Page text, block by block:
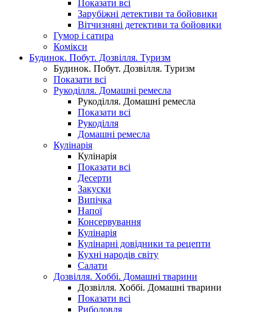
Показати всі
Зарубіжні детективи та бойовики
Вітчизняні детективи та бойовики
Гумор і сатира
Комікси
Будинок. Побут. Дозвілля. Туризм
Будинок. Побут. Дозвілля. Туризм
Показати всі
Рукоділля. Домашні ремесла
Рукоділля. Домашні ремесла
Показати всі
Рукоділля
Домашні ремесла
Кулінарія
Кулінарія
Показати всі
Десерти
Закуски
Випічка
Напої
Консервування
Кулінарія
Кулінарні довідники та рецепти
Кухні народів світу
Салати
Дозвілля. Хоббі. Домашні тварини
Дозвілля. Хоббі. Домашні тварини
Показати всі
Риболовля